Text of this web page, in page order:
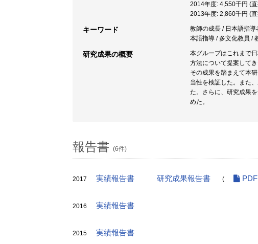
2014年度: 4,550千円 (
2013年度: 2,860千円 (
キーワード
教師の成長 / 日本語指
本語指導 / 多文化教員 /
研究成果の概要
本グループはこれまで
方法について提案してき
その成果を踏まえて本
当性を検証した。また
た。さらに、研究成果
めた。
報告書 (6件)
2017 実績報告書 研究成果報告書 ( PDF
2016 実績報告書
2015 実績報告書